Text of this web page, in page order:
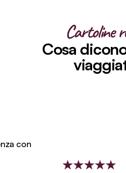
Cartoline
Cosa
con